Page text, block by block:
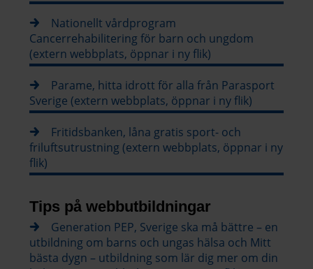
Nationellt vårdprogram
Cancerrehabilitering för barn och ungdom
(extern webbplats, öppnar i ny flik)
Parame, hitta idrott för alla från Parasport
Sverige (extern webbplats, öppnar i ny flik)
Fritidsbanken, låna gratis sport- och
friluftsutrustning (extern webbplats, öppnar i ny
flik)
Tips på webbutbildningar
Generation PEP, Sverige ska må bättre – en
utbildning om barns och ungas hälsa och Mitt
bästa dygn – utbildning som lär dig mer om din